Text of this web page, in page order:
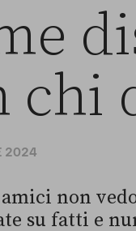
chi
2024
non
su fatti e